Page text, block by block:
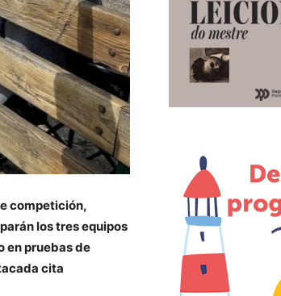
competición,
los tres equipos
en pruebas de
cita